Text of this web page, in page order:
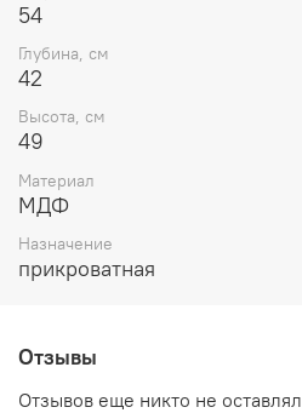
54
Глубина, см
42
Высота, см
49
Материал
МДФ
Назначение
прикроватная
Отзывы
Отзывов еще никто не оставлял